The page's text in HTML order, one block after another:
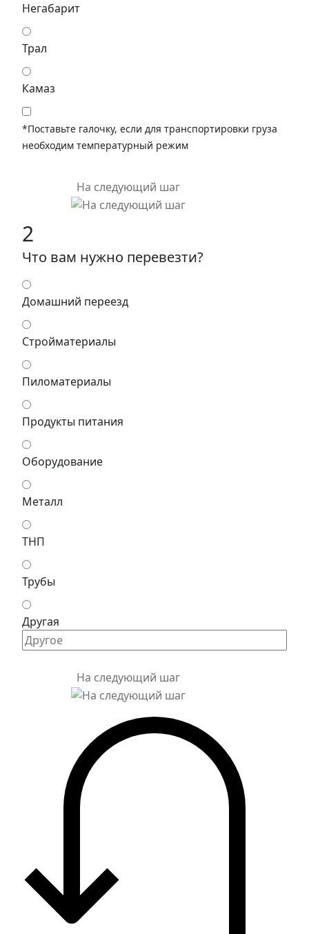
Негабарит
Трал
Камаз
*Поставьте галочку, если для транспортировки груза
необходим температурный режим
На следующий шаг
2
Что вам нужно перевезти?
Домашний переезд
Стройматериалы
Пиломатериалы
Продукты питания
Оборудование
Металл
ТНП
Трубы
Другая
На следующий шаг